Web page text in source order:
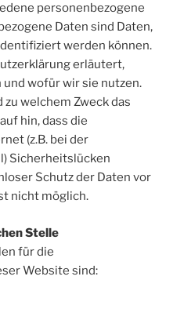
personenbezogene
Daten sind Daten,
werden können.
erläutert,
wofür wir sie nutzen.
welchem Zweck das
hin, dass die
(z.B. bei der
Sicherheitslücken
Schutz der Daten vor
nicht möglich.
Stelle
für die
Website sind: